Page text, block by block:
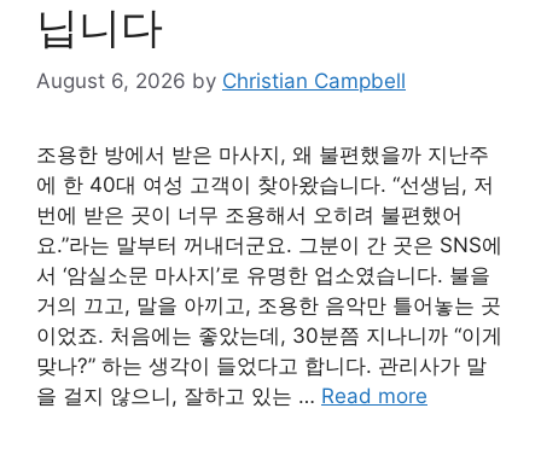
닙니다
August 6, 2026 by Christian Campbell
조용한 방에서 받은 마사지, 왜 불편했을까 지난주
에 한 40대 여성 고객이 찾아왔습니다. “선생님, 저
번에 받은 곳이 너무 조용해서 오히려 불편했어
요.”라는 말부터 꺼내더군요. 그분이 간 곳은 SNS에
서 ‘암실소문 마사지’로 유명한 업소였습니다. 불을
거의 끄고, 말을 아끼고, 조용한 음악만 틀어놓는 곳
이었죠. 처음에는 좋았는데, 30분쯤 지나니까 “이게
맞나?” 하는 생각이 들었다고 합니다. 관리사가 말
을 걸지 않으니, 잘하고 있는 … Read more